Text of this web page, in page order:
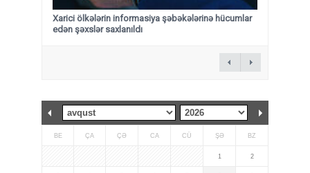
Xarici ölkələrin informasiya şəbəkələrinə hücumlar
edən şəxslər saxlanıldı
BE ÇA ÇƏ CA CÜ ŞƏ BZ
1 2